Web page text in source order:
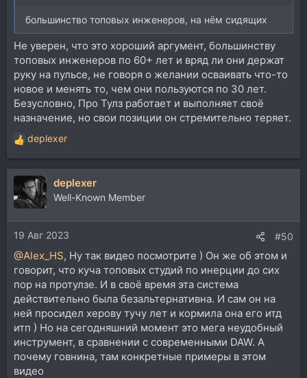
большинство топовых инженеров, на нём сидящих
Не уверен, что это хороший аргумент, большинству
топовых инженеров по 60+ лет и вряд ли они держат
руку на пульсе, не говоря о желании осваивать что-то
новое и менять то, чем они пользуются по 30 лет.
Безусловно, Про Тулз работает и выполняет своё
назначение, но свои позиции он стремительно теряет.
Р
е
а
ц
и
и
:
deplexer
deplexer
Well-Known Member
19 Авг 2023 #50
@Alex_HS, Ну так видео посмотрите ) Он же об этом и
говорит, что куча топовых студий по инерции до сих
пор на протулзе. И в своё время эта система
действительно была безальтернативна. И сам он на
ней просидел херову тучу лет и кормила она его итд
итп ) Но на сегодняшний момент это мега неудобный
инструмент, в сравнении с современными DAW. А
почему говнина, там конкретные примеры в этом
видео